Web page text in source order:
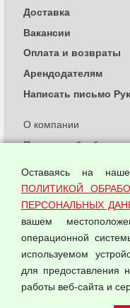
© 2026 ООО "Феникс"
О компании
Политика обработки
Согласием на
Оферта оптовой
Публичная оферта
Доставка
Вакансии
Оплата и возвраты
Арендодателям
Написать письмо
Оставаясь на
ПОЛИТИКОЙ
ПЕРСОНАЛЬНЫХ
вашем
операционной
используемом
для предоставления
работы веб-сайта и